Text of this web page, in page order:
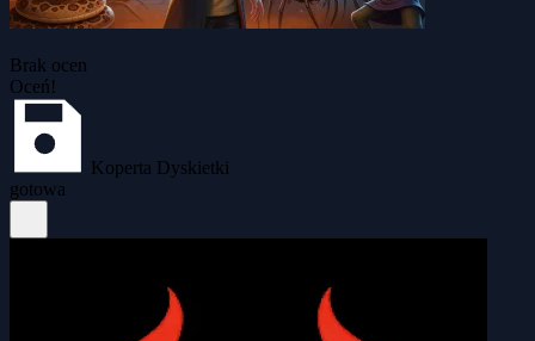
Brak ocen
Oceń!
Koperta Dyskietki
gotowa